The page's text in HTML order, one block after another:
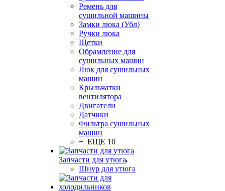
Ремень для
сушильной машины
Замки люка (Убл)
Ручки люка
Щетки
Обрамление для
сушильных машин
Люк для сушильных
машин
Крыльчатки
вентилятора
Двигатели
Датчики
Фильтра сушильных
машин
+ ЕЩЕ 10
Запчасти для утюга
Шнур для утюга